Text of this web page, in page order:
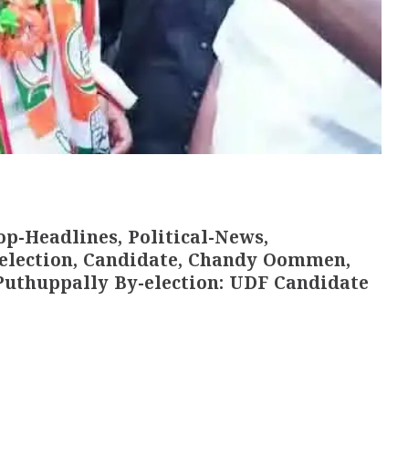
Headlines, Political-News,
Candidate, Chandy Oommen,
By-election: UDF Candidate